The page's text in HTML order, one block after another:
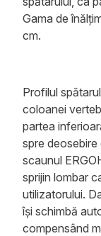
Gama de
cm.
Profilul
coloanei
partea
spre deosebire
scaunul
sprijin lombar
utilizatorului.
își schimbă
compensând